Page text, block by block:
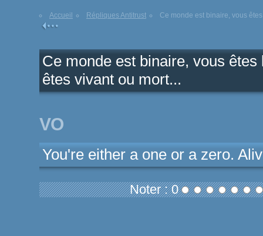
Accueil Répliques Antitrust Ce monde est binaire, vous
Ce monde est binaire, vous
êtes vivant ou mort...
VO
You're either a one or a zero.
Noter : 0